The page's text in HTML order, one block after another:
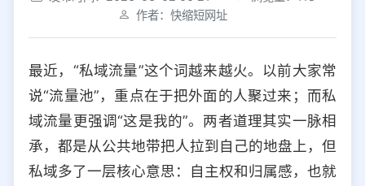
选择防红平台类型，避免链接被拦截
平台设置
iOS Android PC 其他
选择允许访问的平台类型
作者：快缩短网址
最近，“私域流量”这个词越来越火。以前大家常
说“流量池”，重点在于把外面的人聚过来；而私
域流量更强调“这是我的”。两者道理其实一脉相
承，都是从公共地带把人拉到自己的地盘上，但
私域多了一层核心意思：自主权和归属感，也就